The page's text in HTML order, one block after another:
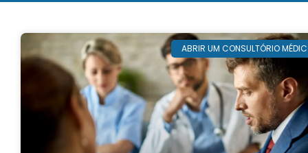
ABRIR UM CONSULTÓRIO